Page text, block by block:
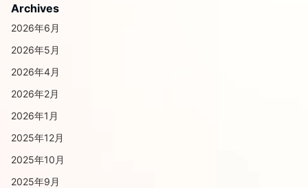
Archives
2026年6月
2026年5月
2026年4月
2026年2月
2026年1月
2025年12月
2025年10月
2025年9月